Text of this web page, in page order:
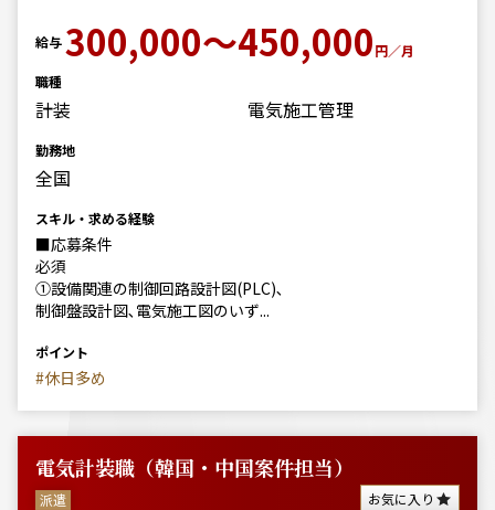
給与300,000～450,000円／月
職種
計装 電気施工管理
勤務地
全国
スキル・求める経験
■応募条件
必須
①設備関連の制御回路設計図(PLC)､
制御盤設計図､電気施工図のいず...
ポイント
#休日多め
電気計装職（韓国・中国案件担当）
派遣 お気に入り